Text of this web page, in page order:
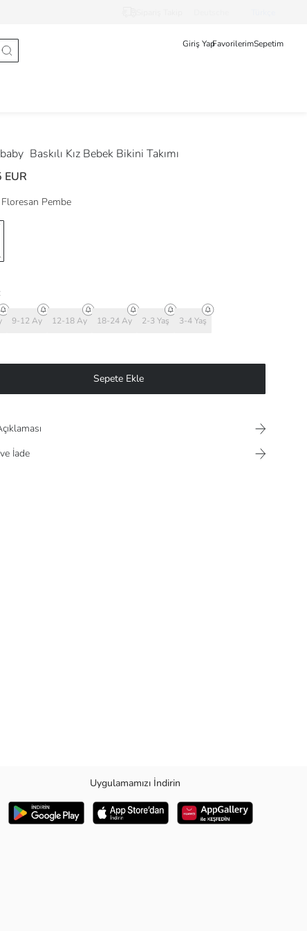
Giriş YapFavorilerimSepetim
Baskılı Kız Bebek Bikini Takımı
EUR
Floresan Pembe
9-12 Ay 12-18 Ay 18-24 Ay 2-3 Yaş 3-4 Yaş
Sepete Ekle
İade
Uygulamamızı İndirin